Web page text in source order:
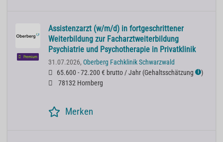
Premium
Assistenzarzt (w/m/d) in fortgeschrittener
Weiterbildung zur Facharztweiterbildung
Psychiatrie und Psychotherapie in Privatklinik
31.07.2026, Oberberg Fachklinik Schwarzwald
65.600 - 72.200 € brutto / Jahr (Gehaltsschätzung ℹ )
78132 Hornberg
Merken